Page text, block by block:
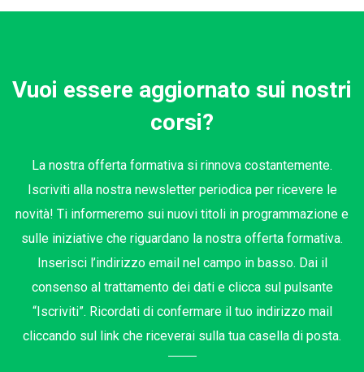
Vuoi essere aggiornato sui nostri
corsi?
La nostra offerta formativa si rinnova costantemente.
Iscriviti alla nostra newsletter periodica per ricevere le
novità! Ti informeremo sui nuovi titoli in programmazione e
sulle iniziative che riguardano la nostra offerta formativa.
Inserisci l’indirizzo email nel campo in basso. Dai il
consenso al trattamento dei dati e clicca sul pulsante
“Iscriviti”. Ricordati di confermare il tuo indirizzo mail
cliccando sul link che riceverai sulla tua casella di posta.